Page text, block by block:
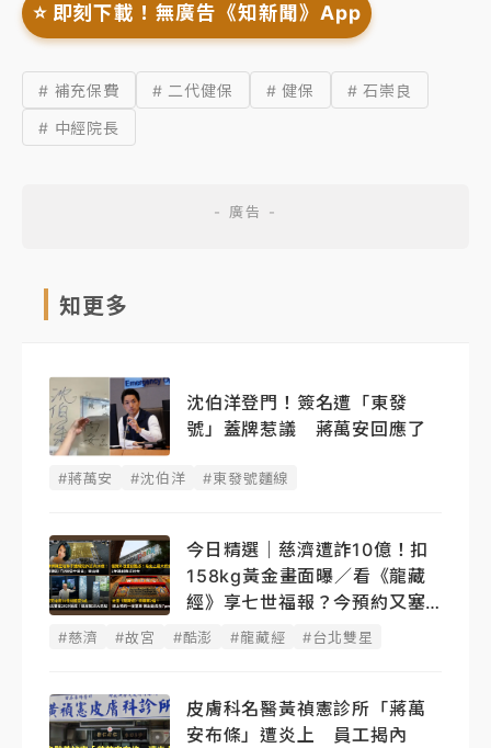
⭐️ 即刻下載！無廣告《知新聞》App
# 補充保費 # 二代健保 # 健保
# 石崇良
# 中經院長
知更多
沈伯洋登門！簽名遭「東發
號」蓋牌惹議 蔣萬安回應了
#蔣萬安 #沈伯洋 #東發號麵線
今日精選｜慈濟遭詐10億！扣
158kg黃金畫面曝／看《龍藏
經》享七世福報？今預約又塞
了
#慈濟 #故宮 #酷澎 #龍藏經 #台北雙星
皮膚科名醫黃禎憲診所「蔣萬
安布條」遭炎上 員工揭內